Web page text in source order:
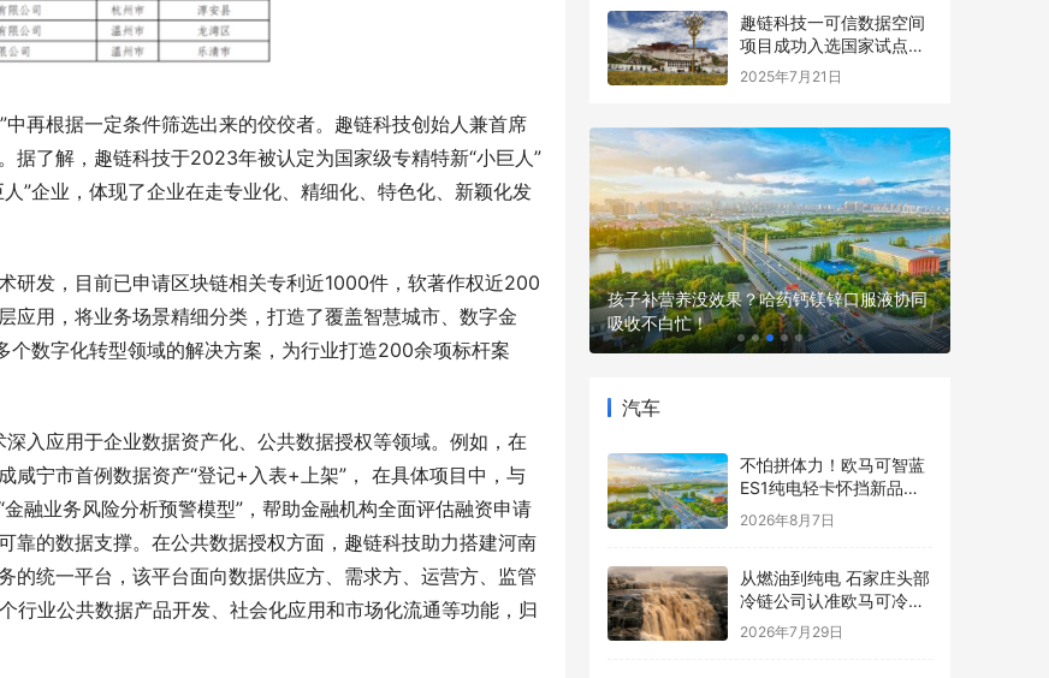
中再根据一定条件筛选出来的佼佼者。趣链科技创始人兼首席
据了解，趣链科技于2023年被认定为国家级专精特新“小巨人”
”企业，体现了企业在走专业化、精细化、特色化、新颖化发
研发，目前已申请区块链相关专利近1000件，软著作权近200
应用，将业务场景精细分类，打造了覆盖智慧城市、数字金
个数字化转型领域的解决方案，为行业打造200余项标杆案
入应用于企业数据资产化、公共数据授权等领域。例如，在
咸宁市首例数据资产“登记+入表+上架”， 在具体项目中，与
融业务风险分析预警模型”，帮助金融机构全面评估融资申请
靠的数据支撑。在公共数据授权方面，趣链科技助力搭建河南
的统一平台，该平台面向数据供应方、需求方、运营方、监管
行业公共数据产品开发、社会化应用和市场化流通等功能，归
趣链科技一可信数据空间
项目成功入选国家试点名
单
2025年7月21日
尚包袋成为都市女性的风
宁波版“塞纳河畔”火了，我们去了现场，不
只是拍照好看
孩子补营养没效果？哈药钙镁锌口服液协同
吸收不白忙！
汽车
不怕拼体力！欧马可智蓝
ES1纯电轻卡怀挡新品解
锁舒适高效运营新体验
2026年8月7日
从燃油到纯电 石家庄头部
冷链公司认准欧马可冷藏
车
2026年7月29日